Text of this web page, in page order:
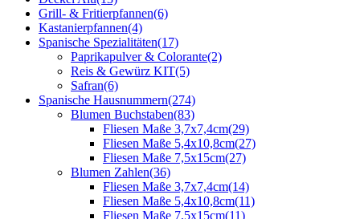
Grill- & Fritierpfannen(6)
Kastanierpfannen(4)
Spanische Spezialitäten(17)
Paprikapulver & Colorante(2)
Reis & Gewürz KIT(5)
Safran(6)
Spanische Hausnummern(274)
Blumen Buchstaben(83)
Fliesen Maße 3,7x7,4cm(29)
Fliesen Maße 5,4x10,8cm(27)
Fliesen Maße 7,5x15cm(27)
Blumen Zahlen(36)
Fliesen Maße 3,7x7,4cm(14)
Fliesen Maße 5,4x10,8cm(11)
Fliesen Maße 7,5x15cm(11)